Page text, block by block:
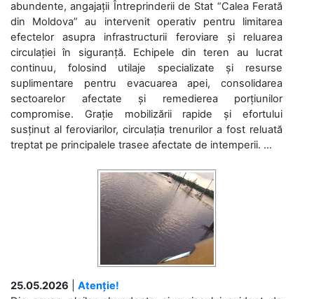
abundente, angajații Întreprinderii de Stat “Calea Ferată
din Moldova” au intervenit operativ pentru limitarea
efectelor asupra infrastructurii feroviare și reluarea
circulației în siguranță. Echipele din teren au lucrat
continuu, folosind utilaje specializate și resurse
suplimentare pentru evacuarea apei, consolidarea
sectoarelor afectate și remedierea porțiunilor
compromise. Grație mobilizării rapide și efortului
susținut al feroviarilor, circulația trenurilor a fost reluată
treptat pe principalele trasee afectate de intemperii. ...
25.05.2026
Atenție!